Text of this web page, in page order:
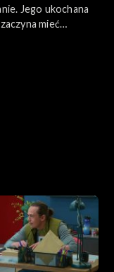
Jego ukochana
mieć
że Modrzycki
swój udział w
o
jego winy,